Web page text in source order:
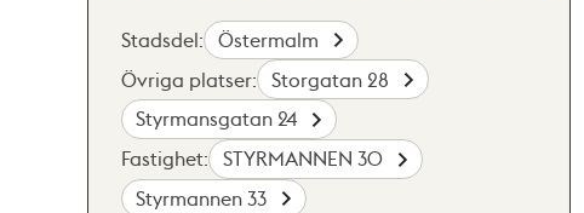
Stadsdel:
Östermalm
Övriga platser:
Storgatan 28
Styrmansgatan 24
Fastighet:
STYRMANNEN 30
Styrmannen 33